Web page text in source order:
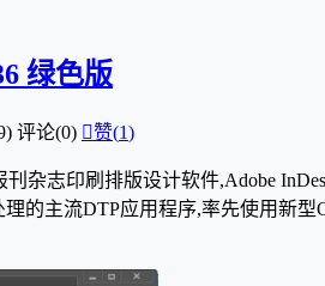
绿色版
评论(0) 赞(1)
杂志印刷排版设计软件,Adobe
的主流DTP应用程序,率先使用新